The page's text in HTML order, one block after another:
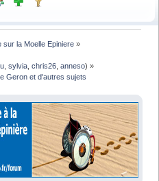
sur la Moelle Epiniere »
,sylvia ,chris26 ,anneso) »
Geron et d'autres sujets